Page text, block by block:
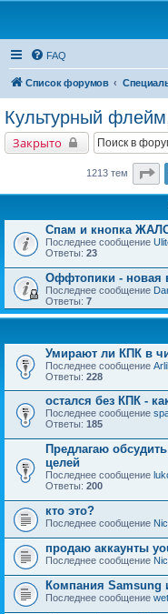
FAQ
Список форумов
Культурный
Закрыто
1213 тем
Спам и кнопка
Последнее сообщение
Ответы: 23
Оффтопики - новая
Последнее сообщение
Ответы: 7
Умирают ли КПК в
Последнее сообщение
Ответы: 228
остался без КПК -
Последнее сообщение
Ответы: 185
Предлагаю
целей
Последнее сообщение
Ответы: 200
кто это?
Последнее сообщение
продаю аккаунты
Последнее сообщение
Компания Samsung
Последнее сообщение